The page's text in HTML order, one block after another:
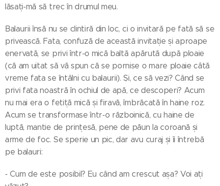
lăsați-mă să trec în drumul meu.
Balaurii însă nu se clintiră din loc, ci o invitară pe fată să se
privească. Fata, confuză de această invitație și aproape
enervată, se privi într-o mică baltă apărută după ploaie
(că am uitat să vă spun că se pornise o mare ploaie câtă
vreme fata se întâlni cu balaurii). Și, ce să vezi? Când se
privi fata noastră în ochiul de apă, ce descoperi? Acum
nu mai era o fetiță mică și firavă, îmbrăcată în haine roz.
Acum se transformase într-o războinică, cu haine de
luptă, mantie de prințesă, pene de păun la coroană și
arme de foc. Se sperie un pic, dar avu curaj și îi întrebă
pe balauri:
- Cum de este posibil? Eu când am crescut așa? Voi ați